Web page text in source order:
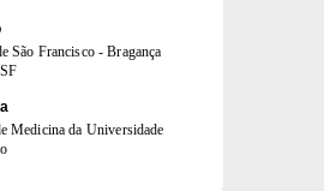
São Francisco - Bragança
Medicina da Universidade